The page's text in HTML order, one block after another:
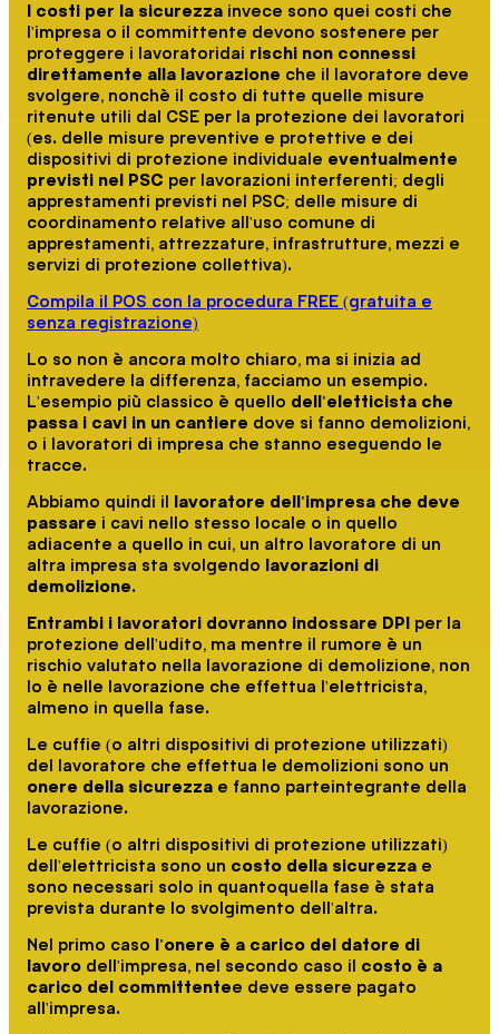
I costi per la sicurezza invece sono quei costi che
l'impresa o il committente devono sostenere per
proteggere i lavoratoridai rischi non connessi
direttamente alla lavorazione che il lavoratore deve
svolgere, nonchè il costo di tutte quelle misure
ritenute utili dal CSE per la protezione dei lavoratori
(es. delle misure preventive e protettive e dei
dispositivi di protezione individuale eventualmente
previsti nel PSC per lavorazioni interferenti; degli
apprestamenti previsti nel PSC; delle misure di
coordinamento relative all'uso comune di
apprestamenti, attrezzature, infrastrutture, mezzi e
servizi di protezione collettiva).
Compila il POS con la procedura FREE (gratuita e
senza registrazione)
Lo so non è ancora molto chiaro, ma si inizia ad
intravedere la differenza, facciamo un esempio.
L'esempio più classico è quello dell'eletticista che
passa i cavi in un cantiere dove si fanno demolizioni,
o i lavoratori di impresa che stanno eseguendo le
tracce.
Abbiamo quindi il lavoratore dell'impresa che deve
passare i cavi nello stesso locale o in quello
adiacente a quello in cui, un altro lavoratore di un
altra impresa sta svolgendo lavorazioni di
demolizione.
Entrambi i lavoratori dovranno indossare DPI per la
protezione dell'udito, ma mentre il rumore è un
rischio valutato nella lavorazione di demolizione, non
lo è nelle lavorazione che effettua l'elettricista,
almeno in quella fase.
Le cuffie (o altri dispositivi di protezione utilizzati)
del lavoratore che effettua le demolizioni sono un
onere della sicurezza e fanno parteintegrante della
lavorazione.
Le cuffie (o altri dispositivi di protezione utilizzati)
dell'elettricista sono un costo della sicurezza e
sono necessari solo in quantoquella fase è stata
prevista durante lo svolgimento dell'altra.
Nel primo caso l'onere è a carico del datore di
lavoro dell'impresa, nel secondo caso il costo è a
carico del committentee deve essere pagato
all'impresa.